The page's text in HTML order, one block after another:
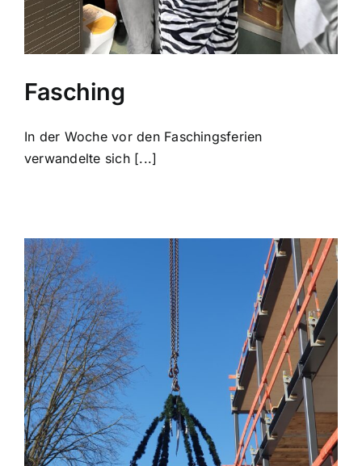
Fasching
In der Woche vor den Faschingsferien
verwandelte sich [...]